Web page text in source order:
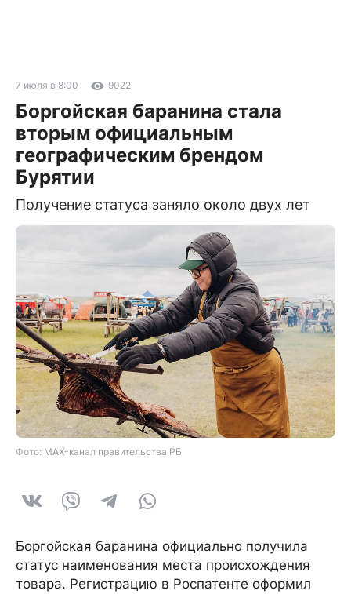
7 июля в 8:00 9022
Боргойская баранина стала
вторым официальным
географическим брендом
Бурятии
Получение статуса заняло около двух лет
Фото: MAX-канал правительства РБ
Боргойская баранина официально получила
статус наименования места происхождения
товара. Регистрацию в Роспатенте оформил